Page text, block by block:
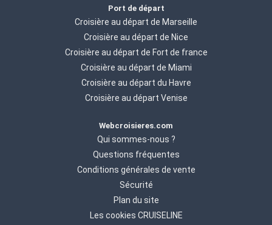
Port de départ
Croisière au départ de Marseille
Croisière au départ de Nice
Croisière au départ de Fort de france
Croisière au départ de Miami
Croisière au départ du Havre
Croisière au départ Venise
Webcroisieres.com
Qui sommes-nous ?
Questions fréquentes
Conditions générales de vente
Sécurité
Plan du site
Les cookies CRUISELINE